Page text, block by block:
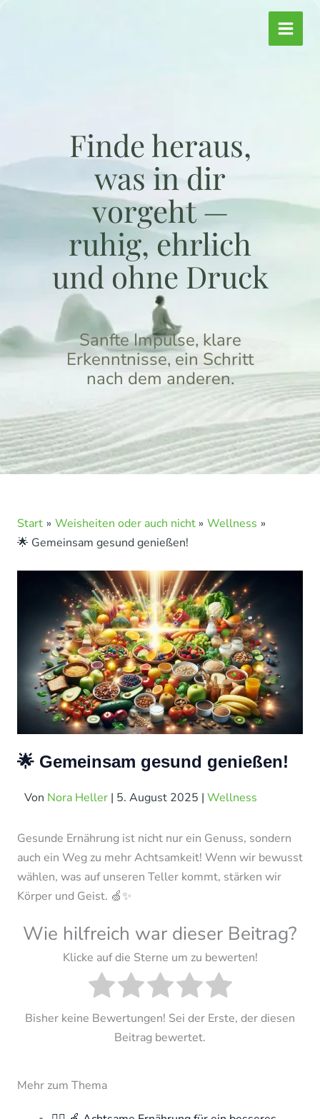
Finde heraus,
was in dir
vorgeht —
ruhig, ehrlich
und ohne Druck
Sanfte Impulse, klare
Erkenntnisse, ein Schritt
nach dem anderen.
Start Weisheiten oder auch nicht
Wellness
🌟 Gemeinsam gesund genießen!
🌟 Gemeinsam gesund genießen!
Von Nora Heller | 5. August 2025 | Wellness
Gesunde Ernährung ist nicht nur ein Genuss, sondern
auch ein Weg zu mehr Achtsamkeit! Wenn wir bewusst
wählen, was auf unseren Teller kommt, stärken wir
Körper und Geist. 🍏✨
Wie hilfreich war dieser Beitrag?
Klicke auf die Sterne um zu bewerten!
Bisher keine Bewertungen! Sei der Erste, der diesen
Beitrag bewertet.
Mehr zum Thema